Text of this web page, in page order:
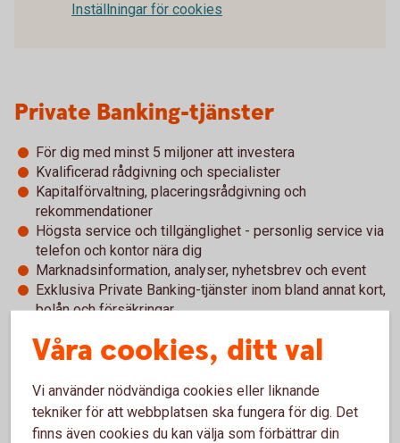
Inställningar för cookies
Private Banking-tjänster
För dig med minst 5 miljoner att investera
Kvalificerad rådgivning och specialister
Kapitalförvaltning, placeringsrådgivning och
rekommendationer
Högsta service och tillgänglighet - personlig service via
telefon och kontor nära dig
Marknadsinformation, analyser, nyhetsbrev och event
Exklusiva Private Banking-tjänster inom bland annat kort,
bolån och försäkringar
För att se detta innehåll behöver du först
godkänna cookies för Funktioner, prestanda
och statistik.
Våra cookies, ditt val
Vi använder nödvändiga cookies eller liknande
tekniker för att webbplatsen ska fungera för dig. Det
finns även cookies du kan välja som förbättrar din